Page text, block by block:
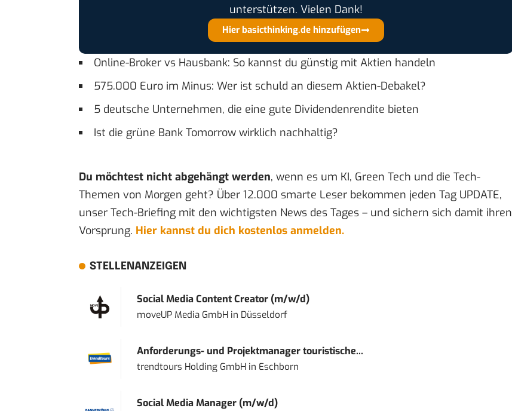
unterstützen. Vielen Dank!
Hier basicthinking.de hinzufügen
Online-Broker vs Hausbank: So kannst du günstig mit Aktien handeln
575.000 Euro im Minus: Wer ist schuld an diesem Aktien-Debakel?
5 deutsche Unternehmen, die eine gute Dividendenrendite bieten
Ist die grüne Bank Tomorrow wirklich nachhaltig?
Du möchtest nicht abgehängt werden, wenn es um KI, Green Tech und die Tech-
Themen von Morgen geht? Über 12.000 smarte Leser bekommen jeden Tag UPDATE,
unser Tech-Briefing mit den wichtigsten News des Tages – und sichern sich damit ihren
Vorsprung. Hier kannst du dich kostenlos anmelden.
STELLENANZEIGEN
Social Media Content Creator (m/w/d)
moveUP Media GmbHin Düsseldorf
Anforderungs- und Projektmanager touristische...
trendtours Holding GmbHin Eschborn
Social Media Manager (m/w/d)